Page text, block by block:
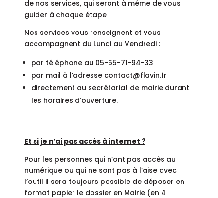
de nos services, qui seront à même de vous
guider à chaque étape
Nos services vous renseignent et vous
accompagnent du Lundi au Vendredi :
par téléphone au 05-65-71-94-33
par mail à l’adresse contact@flavin.fr
directement au secrétariat de mairie durant
les horaires d’ouverture.
Et si je n’ai pas accès à internet ?
Pour les personnes qui n’ont pas accès au
numérique ou qui ne sont pas à l’aise avec
l’outil il sera toujours possible de déposer en
format papier le dossier en Mairie (en 4